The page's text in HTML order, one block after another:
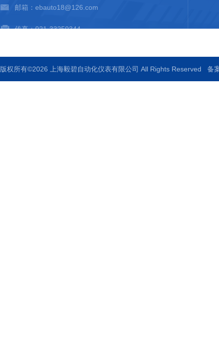
邮箱：ebauto18@126.com
传真：021-33250344
版权所有©2026 上海毅碧自动化仪表有限公司 All Rights Reserved 备